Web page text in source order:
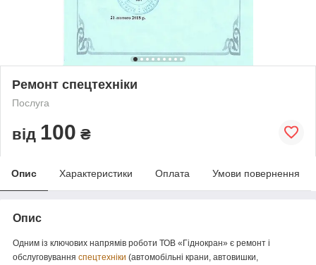
Ремонт спецтехніки
Послуга
від 100 ₴
Опис Характеристики Оплата Умови повернення
Опис
Одним із ключових напрямів роботи ТОВ «Гіднокран» є ремонт і
обслуговування спецтехніки (автомобільні крани, автовишки,